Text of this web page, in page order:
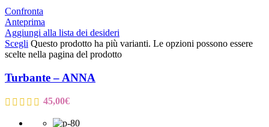
Confronta
Anteprima
Aggiungi alla lista dei desideri
Scegli Questo prodotto ha più varianti. Le opzioni possono essere
scelte nella pagina del prodotto
Turbante – ANNA
45,00€